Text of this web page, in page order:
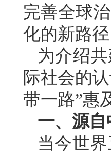
完善全球
化的新路
为介绍
际社会的
带一路”惠
一、源
当今世